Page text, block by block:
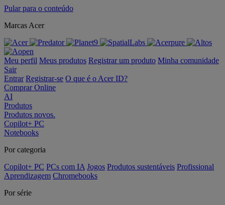
Pular para o conteúdo
Marcas Acer
Meu perfil Meus produtos Registrar um produto Minha comunidade
Sair
Entrar Registrar-se O que é o Acer ID?
Comprar Online
AI
Produtos
Produtos novos.
Copilot+ PC
Notebooks
Por categoria
Copilot+ PC PCs com IA Jogos Produtos sustentáveis Profissional
Aprendizagem Chromebooks
Por série